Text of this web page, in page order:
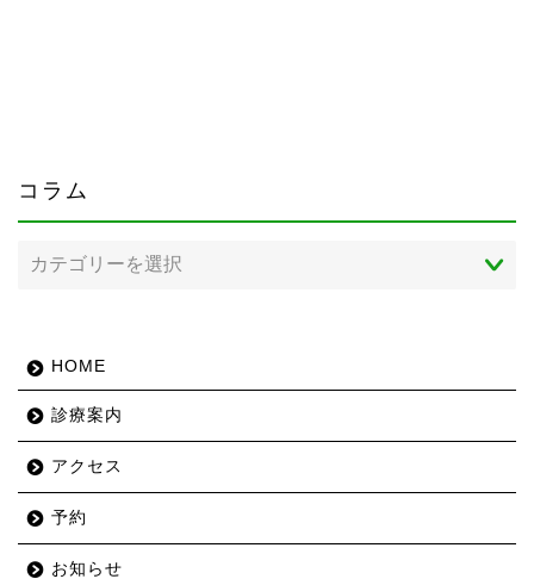
コラム
ラ
HOME
診療案内
アクセス
予約
お知らせ